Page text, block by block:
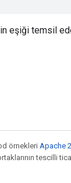
eşiği temsil
örnekleri Apache
tescilli